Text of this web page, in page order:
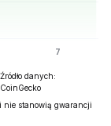
Źródło danych:
CoinGecko
nie stanowią gwarancji